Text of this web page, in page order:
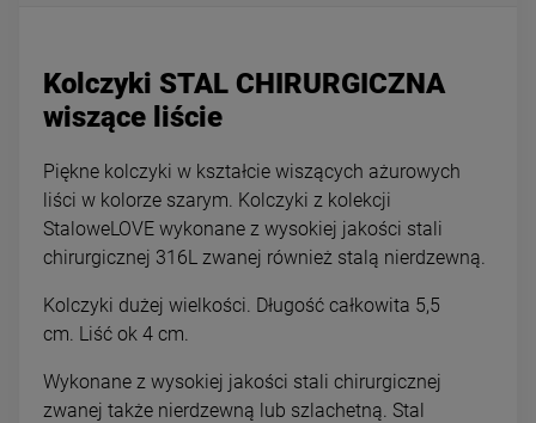
Kolczyki STAL CHIRURGICZNA
wiszące liście
Piękne kolczyki w kształcie wiszących ażurowych
liści w kolorze szarym. Kolczyki z kolekcji
StaloweLOVE wykonane z wysokiej jakości stali
chirurgicznej 316L zwanej również stalą nierdzewną.
Kolczyki dużej wielkości. Długość całkowita 5,5
cm. Liść ok 4 cm.
Wykonane z wysokiej jakości stali chirurgicznej
zwanej także nierdzewną lub szlachetną. Stal